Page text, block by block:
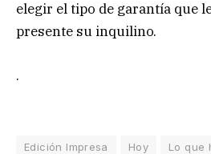
elegir el tipo de garantía que
presente su inquilino.
.
Edición Impresa Hoy Lo que